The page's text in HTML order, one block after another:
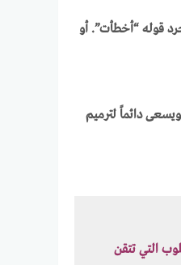
قوله “أخطأت”. أو
دائماً لترميم
التي تتقن